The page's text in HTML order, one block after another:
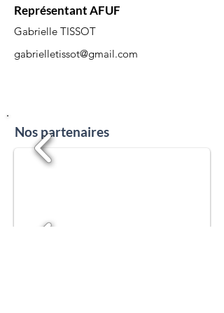
Représentant AFUF
Gabrielle TISSOT
gabrielletissot@gmail.com
Nos partenaires